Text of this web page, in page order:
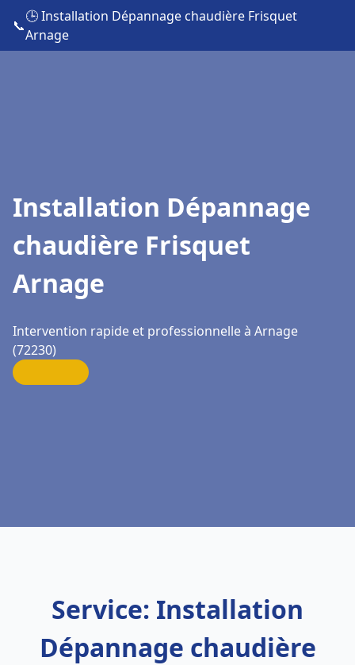
📞
🕒 Installation Dépannage chaudière Frisquet
Arnage
Installation Dépannage
chaudière Frisquet
Arnage
Intervention rapide et professionnelle à Arnage
(72230)
Service: Installation
Dépannage chaudière